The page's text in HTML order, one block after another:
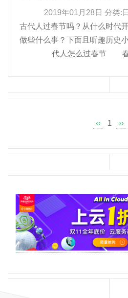
2019年01月28日 分类:
古代人过春节吗？从什么时代
做些什么事？下面且听趣历史
代人怎么过春节 春
‹‹ 1 ››